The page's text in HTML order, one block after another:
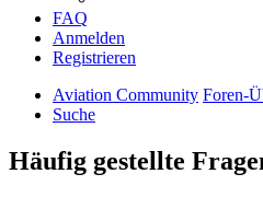
FAQ
Anmelden
Registrieren
Aviation Community Foren-
Suche
Häufig gestellte